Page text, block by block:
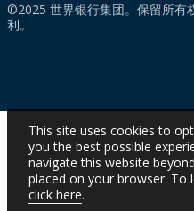
©2025 世界银行集团。保留所有
利。
This site uses cookies to
you the best possible
navigate this website
placed on your browser. To
click here.